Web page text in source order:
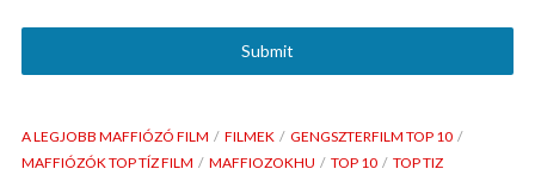
Submit
A LEGJOBB MAFFIÓZÓ FILM FILMEK
GENGSZTERFILM TOP 10
MAFFIÓZÓK TOP TÍZ FILM
MAFFIOZOKHU TOP 10 TOP TIZ